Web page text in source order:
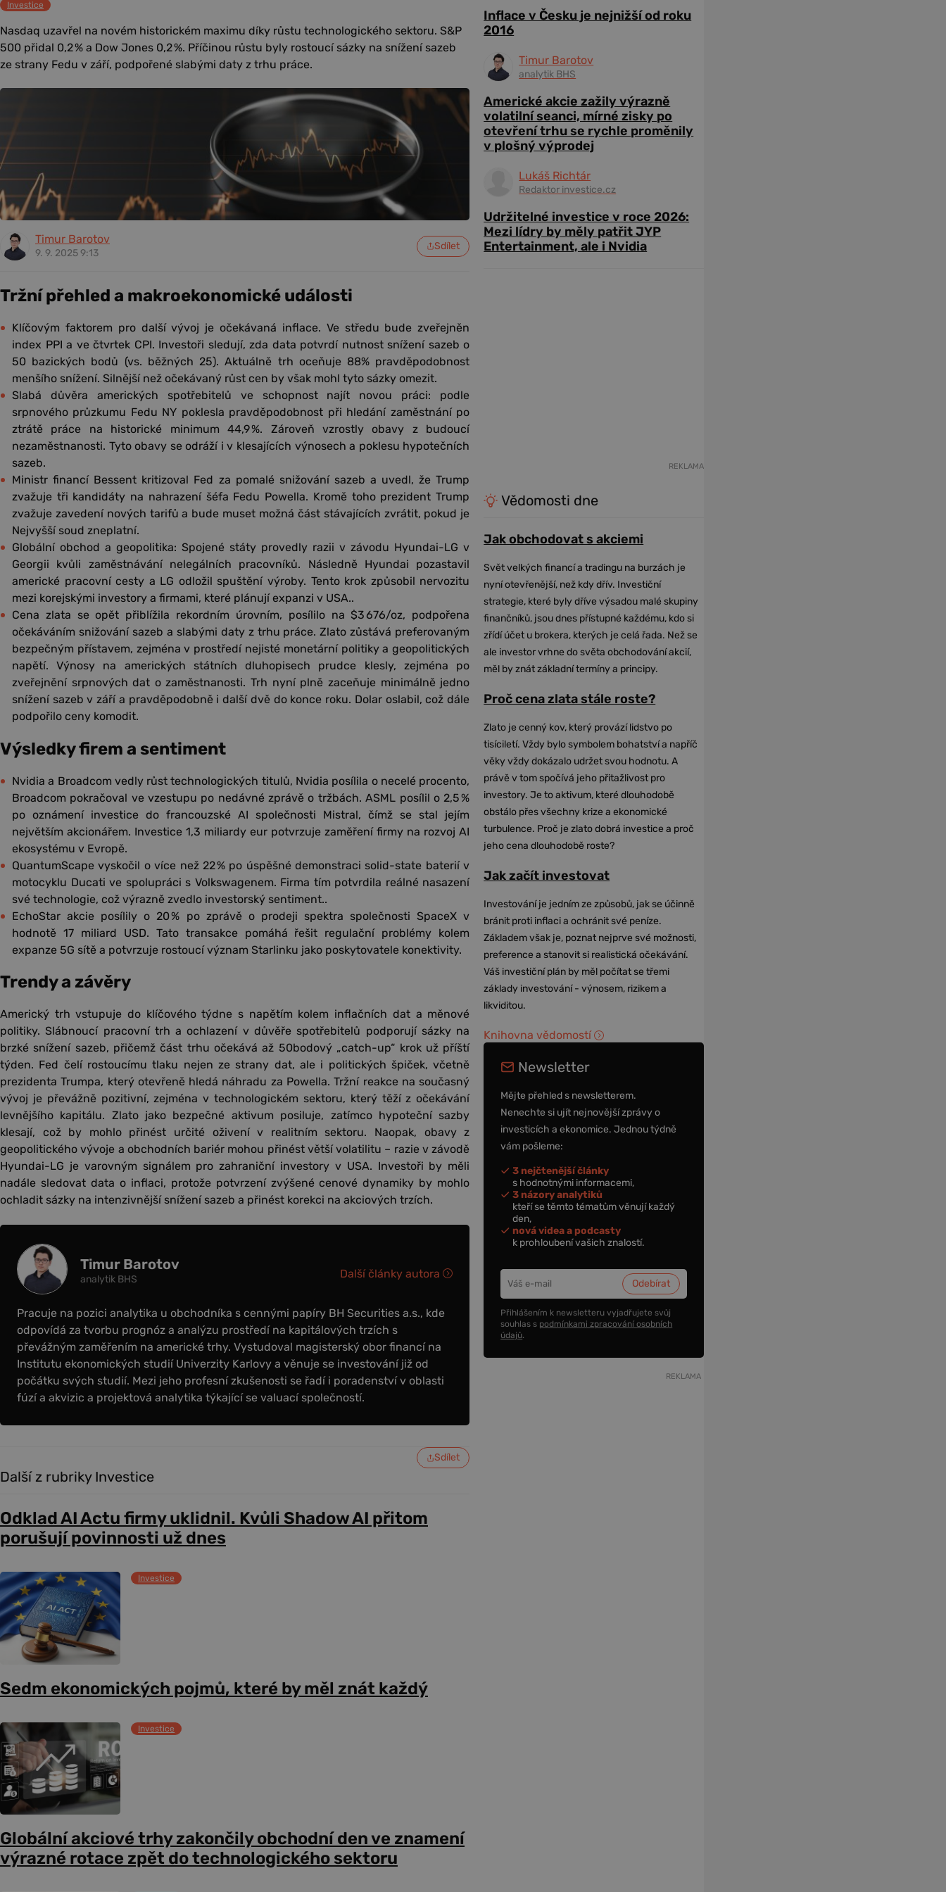
Investice
Nasdaq uzavřel na novém historickém maximu díky růstu technologického sektoru. S&P
500 přidal 0,2 % a Dow Jones 0,2 %. Příčinou růstu byly rostoucí sázky na snížení sazeb
ze strany Fedu v září, podpořené slabými daty z trhu práce.
Timur Barotov
9. 9. 2025 9:13
Sdílet
Tržní přehled a makroekonomické události
Klíčovým faktorem pro další vývoj je očekávaná inflace. Ve středu bude zveřejněn
index PPI a ve čtvrtek CPI. Investoři sledují, zda data potvrdí nutnost snížení sazeb o
50 bazických bodů (vs. běžných 25). Aktuálně trh oceňuje 88% pravděpodobnost
menšího snížení. Silnější než očekávaný růst cen by však mohl tyto sázky omezit.
Slabá důvěra amerických spotřebitelů ve schopnost najít novou práci: podle
srpnového průzkumu Fedu NY poklesla pravděpodobnost při hledání zaměstnání po
ztrátě práce na historické minimum 44,9 %. Zároveň vzrostly obavy z budoucí
nezaměstnanosti. Tyto obavy se odráží i v klesajících výnosech a poklesu hypotečních
sazeb.
Ministr financí Bessent kritizoval Fed za pomalé snižování sazeb a uvedl, že Trump
zvažuje tři kandidáty na nahrazení šéfa Fedu Powella. Kromě toho prezident Trump
zvažuje zavedení nových tarifů a bude muset možná část stávajících zvrátit, pokud je
Nejvyšší soud zneplatní.
Globální obchod a geopolitika: Spojené státy provedly razii v závodu Hyundai-LG v
Georgii kvůli zaměstnávání nelegálních pracovníků. Následně Hyundai pozastavil
americké pracovní cesty a LG odložil spuštění výroby. Tento krok způsobil nervozitu
mezi korejskými investory a firmami, které plánují expanzi v USA..
Cena zlata se opět přiblížila rekordním úrovním, posílilo na $3 676/oz, podpořena
očekáváním snižování sazeb a slabými daty z trhu práce. Zlato zůstává preferovaným
bezpečným přístavem, zejména v prostředí nejisté monetární politiky a geopolitických
napětí. Výnosy na amerických státních dluhopisech prudce klesly, zejména po
zveřejnění srpnových dat o zaměstnanosti. Trh nyní plně zaceňuje minimálně jedno
snížení sazeb v září a pravděpodobně i další dvě do konce roku. Dolar oslabil, což dále
podpořilo ceny komodit.
Výsledky firem a sentiment
Nvidia a Broadcom vedly růst technologických titulů, Nvidia posílila o necelé procento,
Broadcom pokračoval ve vzestupu po nedávné zprávě o tržbách. ASML posílil o 2,5 %
po oznámení investice do francouzské AI společnosti Mistral, čímž se stal jejím
největším akcionářem. Investice 1,3 miliardy eur potvrzuje zaměření firmy na rozvoj AI
ekosystému v Evropě.
QuantumScape vyskočil o více než 22 % po úspěšné demonstraci solid-state baterií v
motocyklu Ducati ve spolupráci s Volkswagenem. Firma tím potvrdila reálné nasazení
své technologie, což výrazně zvedlo investorský sentiment..
EchoStar akcie posílily o 20 % po zprávě o prodeji spektra společnosti SpaceX v
hodnotě 17 miliard USD. Tato transakce pomáhá řešit regulační problémy kolem
expanze 5G sítě a potvrzuje rostoucí význam Starlinku jako poskytovatele konektivity.
Trendy a závěry
Americký trh vstupuje do klíčového týdne s napětím kolem inflačních dat a měnové
politiky. Slábnoucí pracovní trh a ochlazení v důvěře spotřebitelů podporují sázky na
brzké snížení sazeb, přičemž část trhu očekává až 50bodový „catch-up“ krok už příští
týden. Fed čelí rostoucímu tlaku nejen ze strany dat, ale i politických špiček, včetně
prezidenta Trumpa, který otevřeně hledá náhradu za Powella. Tržní reakce na současný
vývoj je převážně pozitivní, zejména v technologickém sektoru, který těží z očekávání
levnějšího kapitálu. Zlato jako bezpečné aktivum posiluje, zatímco hypoteční sazby
klesají, což by mohlo přinést určité oživení v realitním sektoru. Naopak, obavy z
geopolitického vývoje a obchodních bariér mohou přinést větší volatilitu – razie v závodě
Hyundai-LG je varovným signálem pro zahraniční investory v USA. Investoři by měli
nadále sledovat data o inflaci, protože potvrzení zvýšené cenové dynamiky by mohlo
ochladit sázky na intenzivnější snížení sazeb a přinést korekci na akciových trzích.
Timur Barotov
analytik BHS
Pracuje na pozici analytika u obchodníka s cennými papíry BH Securities a.s., kde
odpovídá za tvorbu prognóz a analýzu prostředí na kapitálových trzích s
převážným zaměřením na americké trhy. Vystudoval magisterský obor financí na
Institutu ekonomických studií Univerzity Karlovy a věnuje se investování již od
počátku svých studií. Mezi jeho profesní zkušenosti se řadí i poradenství v oblasti
fúzí a akvizic a projektová analytika týkající se valuací společností.
Další články autora
Sdílet
Další z rubriky Investice
Odklad AI Actu firmy uklidnil. Kvůli Shadow AI přitom
porušují povinnosti už dnes
Investice
Sedm ekonomických pojmů, které by měl znát každý
Investice
Globální akciové trhy zakončily obchodní den ve znamení
výrazné rotace zpět do technologického sektoru
Inflace v Česku je nejnižší od roku
2016
Timur Barotov
analytik BHS
Americké akcie zažily výrazně
volatilní seanci, mírné zisky po
otevření trhu se rychle proměnily
v plošný výprodej
Lukáš Richtár
Redaktor investice.cz
Udržitelné investice v roce 2026:
Mezi lídry by měly patřit JYP
Entertainment, ale i Nvidia
REKLAMA
Vědomosti dne
Jak obchodovat s akciemi
Svět velkých financí a tradingu na burzách je
nyní otevřenější, než kdy dřív. Investiční
strategie, které byly dříve výsadou malé skupiny
finančníků, jsou dnes přístupné každému, kdo si
zřídí účet u brokera, kterých je celá řada. Než se
ale investor vrhne do světa obchodování akcií,
měl by znát základní termíny a principy.
Proč cena zlata stále roste?
Zlato je cenný kov, který provází lidstvo po
tisíciletí. Vždy bylo symbolem bohatství a napříč
věky vždy dokázalo udržet svou hodnotu. A
právě v tom spočívá jeho přitažlivost pro
investory. Je to aktivum, které dlouhodobě
obstálo přes všechny krize a ekonomické
turbulence. Proč je zlato dobrá investice a proč
jeho cena dlouhodobě roste?
Jak začít investovat
Investování je jedním ze způsobů, jak se účinně
bránit proti inflaci a ochránit své peníze.
Základem však je, poznat nejprve své možnosti,
preference a stanovit si realistická očekávání.
Váš investiční plán by měl počítat se třemi
základy investování - výnosem, rizikem a
likviditou.
Knihovna vědomostí
Newsletter
Mějte přehled s newsletterem.
Nenechte si ujít nejnovější zprávy o
investicích a ekonomice. Jednou týdně
vám pošleme:
3 nejčtenější články
s hodnotnými informacemi,
3 názory analytiků
kteří se těmto tématům věnují každý
den,
nová videa a podcasty
k prohloubení vašich znalostí.
Přihlášením k newsletteru vyjadřujete svůj
souhlas s podmínkami zpracování osobních
údajů.
REKLAMA